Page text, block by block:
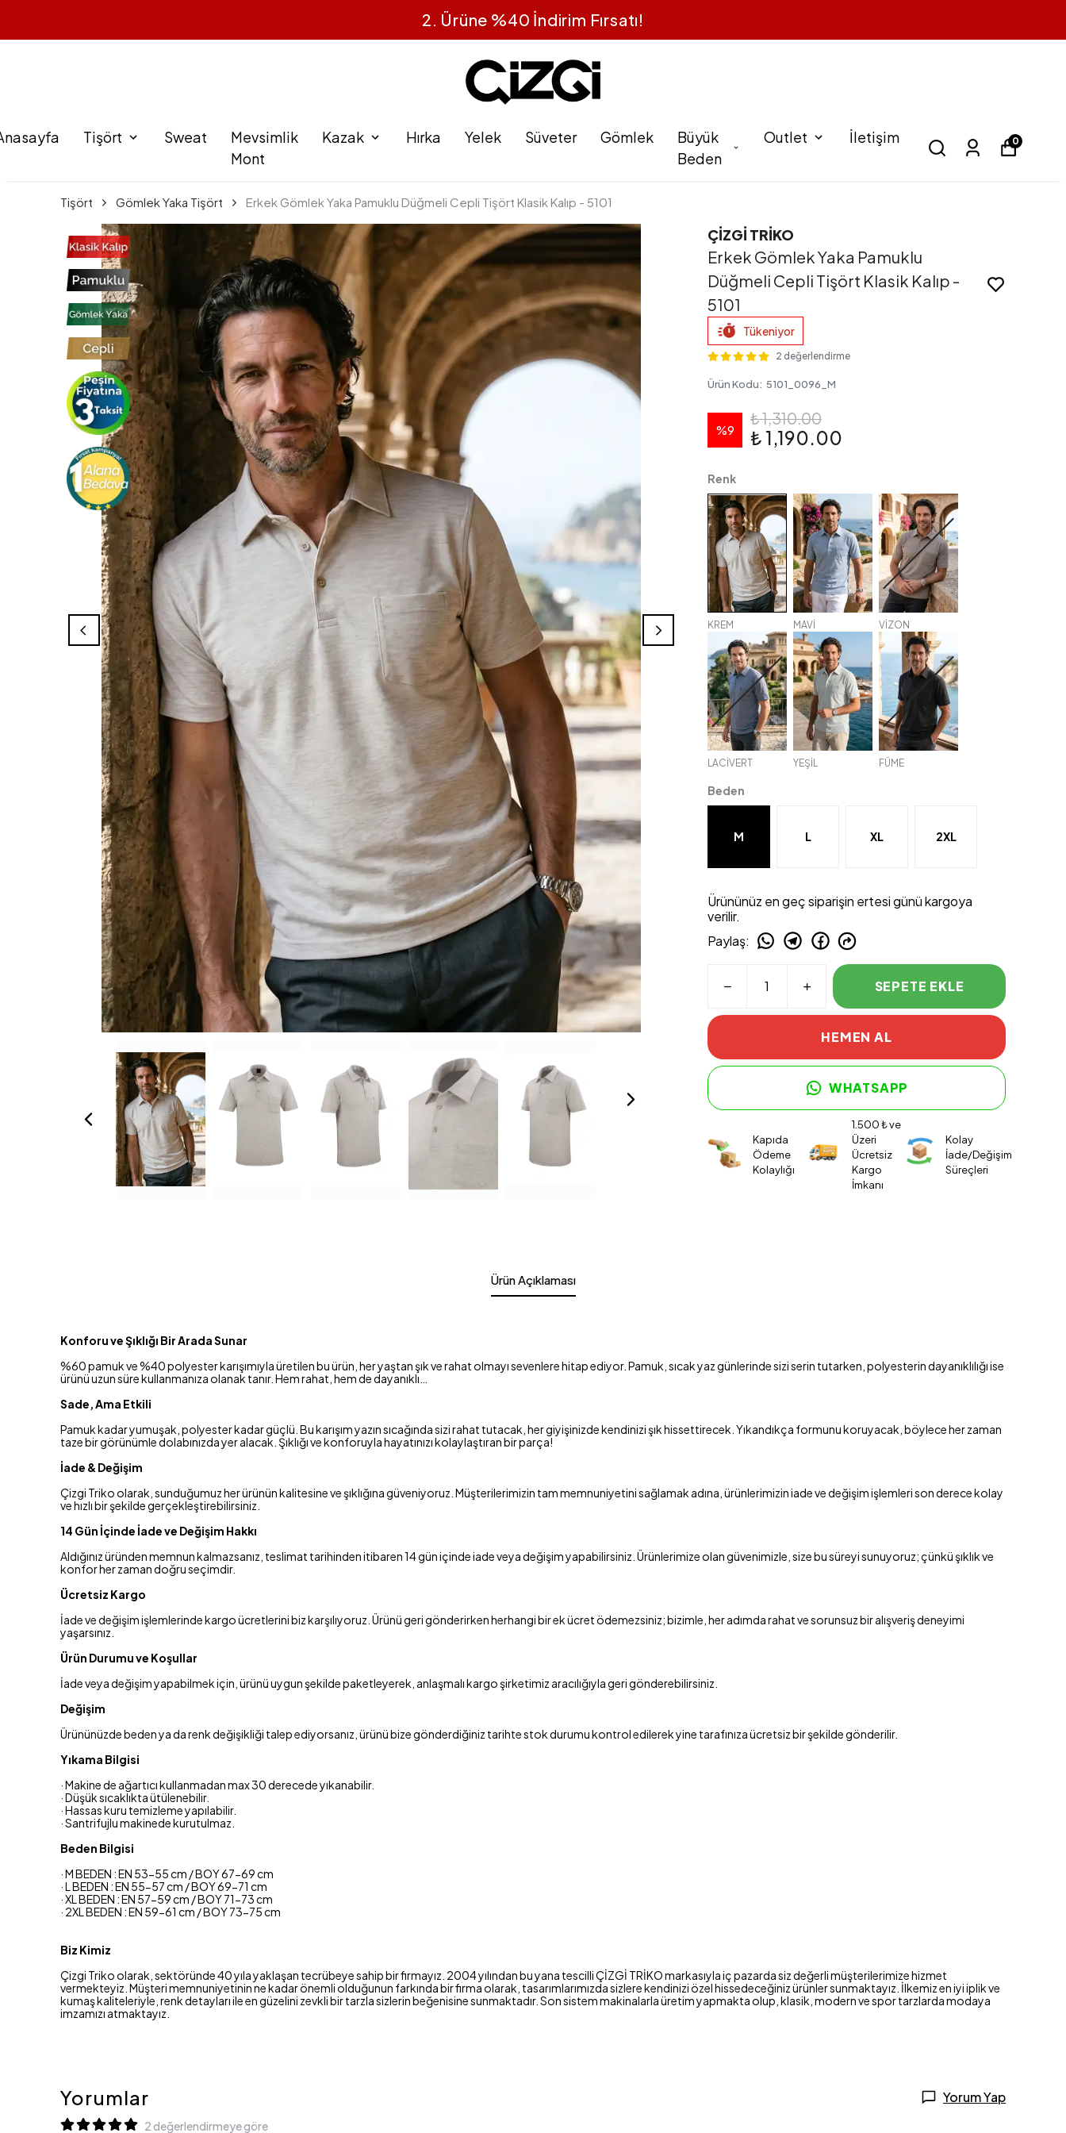
1 Alana 1 Bedava
Tişört Sweat
Mevsimlik
Mont
Kazak Hırka Yelek Süveter Gömlek
Büyük
Beden
Outlet İletişim 0
Tişört Gömlek Yaka Tişört Erkek Gömlek Yaka Pamuklu Düğmeli Cepli Tişört Klasik Kalıp - 5101
ÇİZGİ TRİKO
Erkek Gömlek Yaka Pamuklu
Düğmeli Cepli Tişört Klasik Kalıp -
5101
Tükeniyor
2 değerlendirme
Ürün Kodu: 5101_0096_M
%9
₺ 1,310.00
₺ 1,190.00
Renk
KREM MAVİ VİZON
LACİVERT YEŞİL FÜME
Beden
M L XL 2XL
Ürününüz en geç siparişin ertesi günü kargoya
verilir.
Paylaş:
SEPETE EKLE
HEMEN AL
WHATSAPP
Kapıda
Ödeme
Kolaylığı
1.500 ₺ ve
Üzeri
Ücretsiz
Kargo
İmkanı
Kolay
İade/Değişim
Süreçleri
Ürün Açıklaması
Konforu ve Şıklığı Bir Arada Sunar
%60 pamuk ve %40 polyester karışımıyla üretilen bu ürün, her yaştan şık ve rahat olmayı sevenlere hitap ediyor. Pamuk, sıcak yaz günlerinde sizi serin tutarken, polyesterin dayanıklılığı ise
ürünü uzun süre kullanmanıza olanak tanır. Hem rahat, hem de dayanıklı…
Sade, Ama Etkili
Pamuk kadar yumuşak, polyester kadar güçlü. Bu karışım yazın sıcağında sizi rahat tutacak, her giyişinizde kendinizi şık hissettirecek. Yıkandıkça formunu koruyacak, böylece her zaman
taze bir görünümle dolabınızda yer alacak. Şıklığı ve konforuyla hayatınızı kolaylaştıran bir parça!
İade & Değişim
Çizgi Triko olarak, sunduğumuz her ürünün kalitesine ve şıklığına güveniyoruz. Müşterilerimizin tam memnuniyetini sağlamak adına, ürünlerimizin iade ve değişim işlemleri son derece kolay
ve hızlı bir şekilde gerçekleştirebilirsiniz.
14 Gün İçinde İade ve Değişim Hakkı
Aldığınız üründen memnun kalmazsanız, teslimat tarihinden itibaren 14 gün içinde iade veya değişim yapabilirsiniz. Ürünlerimize olan güvenimizle, size bu süreyi sunuyoruz; çünkü şıklık ve
konfor her zaman doğru seçimdir.
Ücretsiz Kargo
İade ve değişim işlemlerinde kargo ücretlerini biz karşılıyoruz. Ürünü geri gönderirken herhangi bir ek ücret ödemezsiniz; bizimle, her adımda rahat ve sorunsuz bir alışveriş deneyimi
yaşarsınız.
Ürün Durumu ve Koşullar
İade veya değişim yapabilmek için, ürünü uygun şekilde paketleyerek, anlaşmalı kargo şirketimiz aracılığıyla geri gönderebilirsiniz.
Değişim
Ürününüzde beden ya da renk değişikliği talep ediyorsanız, ürünü bize gönderdiğiniz tarihte stok durumu kontrol edilerek yine tarafınıza ücretsiz bir şekilde gönderilir.
Yıkama Bilgisi
· Makine de ağartıcı kullanmadan max 30 derecede yıkanabilir.
· Düşük sıcaklıkta ütülenebilir.
· Hassas kuru temizleme yapılabilir.
· Santrifujlu makinede kurutulmaz.
Beden Bilgisi
· M BEDEN : EN 53-55 cm / BOY 67-69 cm
· L BEDEN : EN 55-57 cm / BOY 69-71 cm
· XL BEDEN : EN 57-59 cm / BOY 71-73 cm
· 2XL BEDEN : EN 59-61 cm / BOY 73-75 cm
Biz Kimiz
Çizgi Triko olarak, sektöründe 40 yıla yaklaşan tecrübeye sahip bir firmayız. 2004 yılından bu yana tescilli ÇİZGİ TRİKO markasıyla iç pazarda siz değerli müşterilerimize hizmet
vermekteyiz. Müşteri memnuniyetinin ne kadar önemli olduğunun farkında bir firma olarak, tasarımlarımızda sizlere kendinizi özel hissedeceğiniz ürünler sunmaktayız. İlkemiz en iyi iplik ve
kumaş kaliteleriyle, renk detayları ile en güzelini zevkli bir tarzla sizlerin beğenisine sunmaktadır. Son sistem makinalarla üretim yapmakta olup, klasik, modern ve spor tarzlarda modaya
imzamızı atmaktayız.
Yorumlar Yorum Yap
2 değerlendirmeye göre